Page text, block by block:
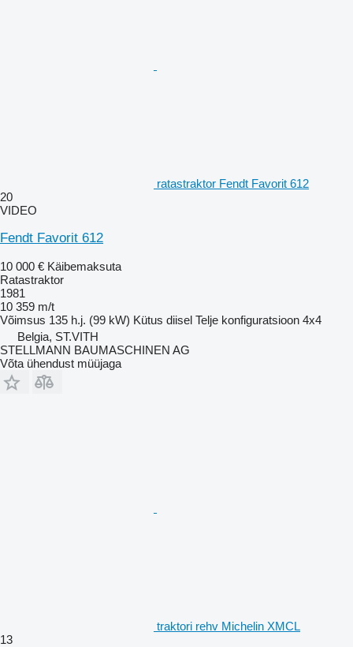
ratastraktor Fendt Favorit 612
20
VIDEO
Fendt Favorit 612
10 000 € Käibemaksuta
Ratastraktor
1981
10 359 m/t
Võimsus 135 h.j. (99 kW) Kütus diisel Telje konfiguratsioon 4x4
Belgia, ST.VITH
STELLMANN BAUMASCHINEN AG
Võta ühendust müüjaga
traktori rehv Michelin XMCL
13